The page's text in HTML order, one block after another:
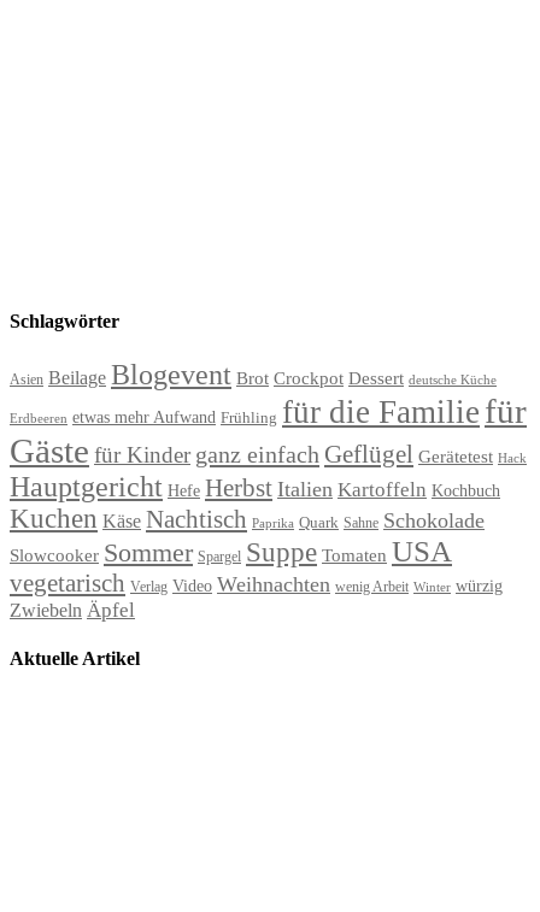
Schlagwörter
Asien Beilage Blogevent Brot Crockpot Dessert deutsche Küche
Erdbeeren etwas mehr Aufwand Frühling für die Familie für
Gäste für Kinder ganz einfach Geflügel Gerätetest Hack
Hauptgericht Hefe Herbst Italien Kartoffeln Kochbuch
Kuchen Käse Nachtisch Paprika Quark Sahne Schokolade
Slowcooker Sommer Spargel Suppe Tomaten USA
vegetarisch Verlag Video Weihnachten wenig Arbeit Winter würzig
Zwiebeln Äpfel
Aktuelle Artikel